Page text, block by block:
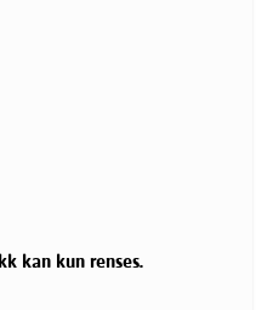
kan kun renses.